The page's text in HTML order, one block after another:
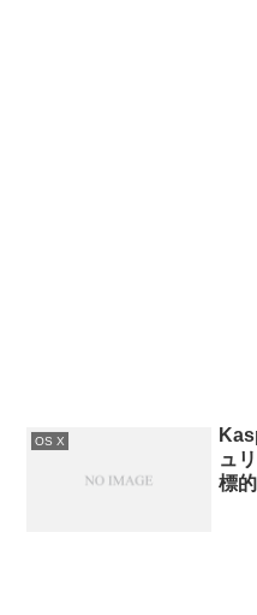
OS X
ュ
標